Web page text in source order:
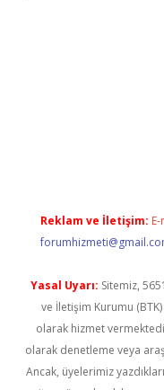
Reklam ve İletişim:
Yasal Uyarı: Sitemiz,
ve İletişim Kurumu
olarak hizmet
olarak denetleme veya
Ancak, üyelerimiz